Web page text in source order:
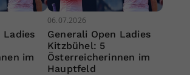
Ladies
im
06.07.2026
Generali Open Ladies
Kitzbühel: 5
Österreicherinnen im
Hauptfeld